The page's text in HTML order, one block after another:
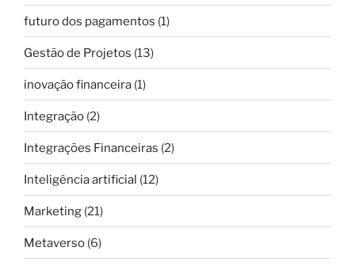
futuro dos pagamentos (1)
Gestão de Projetos (13)
inovação financeira (1)
Integração (2)
Integrações Financeiras (2)
Inteligência artificial (12)
Marketing (21)
Metaverso (6)